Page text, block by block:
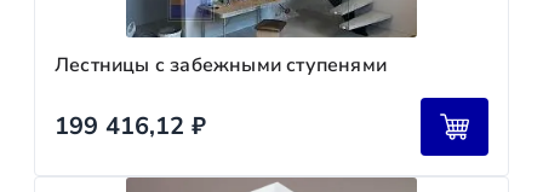
Лестницы с забежными ступенями
199 416,12 ₽